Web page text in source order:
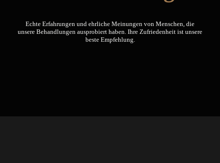
Echte Erfahrungen und ehrliche Meinungen von Menschen, die
unsere Behandlungen ausprobiert haben. Ihre Zufriedenheit ist unsere
beste Empfehlung.